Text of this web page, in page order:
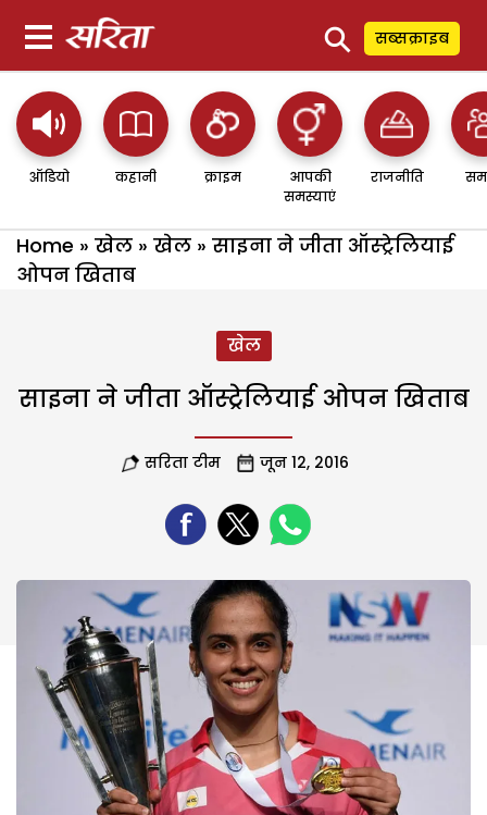
⚲ सब्सक्राइब
ऑडियो कहानी क्राइम
आपकी
समस्याएं
राजनीति
Home » खेल » खेल » साइना ने जीता ऑस्ट्रेलियाई
ओपन खिताब
खेल
साइना ने जीता ऑस्ट्रेलियाई ओपन खिताब
सरिता टीम जून 12, 2016